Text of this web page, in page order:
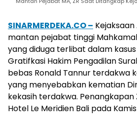
SINARMERDEKA.CO –
mantan pejabat tinggi
yang diduga terlibat dalam
Gratifkasi Hakim Pengadilan
bebas Ronald Tannur terdakwa
yang menyebabkan kematian
kekasih terdakwa. Penangkapan
Hotel Le Meridien Bali pada